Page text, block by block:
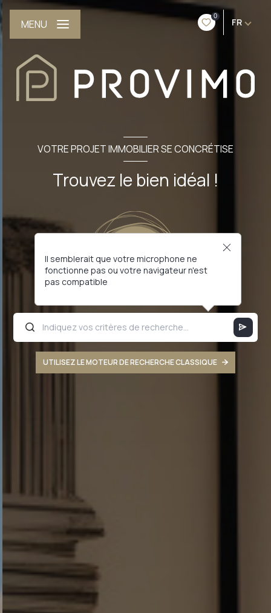
0
FR
MENU
VOTRE PROJET IMMOBILIER SE CONCRÉTISE
Trouvez le bien idéal !
Il semblerait que votre microphone ne
fonctionne pas ou votre navigateur n'est
pas compatible
UTILISEZ LE MOTEUR DE RECHERCHE CLASSIQUE